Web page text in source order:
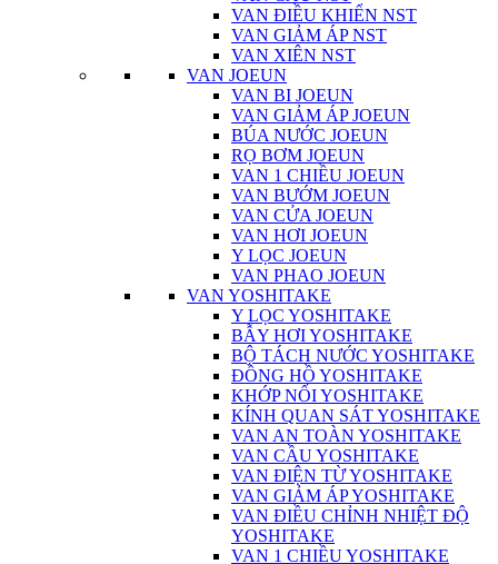
VAN ĐIỀU KHIỂN NST
VAN GIẢM ÁP NST
VAN XIÊN NST
VAN JOEUN
VAN BI JOEUN
VAN GIẢM ÁP JOEUN
BÚA NƯỚC JOEUN
RỌ BƠM JOEUN
VAN 1 CHIỀU JOEUN
VAN BƯỚM JOEUN
VAN CỬA JOEUN
VAN HƠI JOEUN
Y LỌC JOEUN
VAN PHAO JOEUN
VAN YOSHITAKE
Y LỌC YOSHITAKE
BẪY HƠI YOSHITAKE
BỘ TÁCH NƯỚC YOSHITAKE
ĐỒNG HỒ YOSHITAKE
KHỚP NỐI YOSHITAKE
KÍNH QUAN SÁT YOSHITAKE
VAN AN TOÀN YOSHITAKE
VAN CẦU YOSHITAKE
VAN ĐIỆN TỪ YOSHITAKE
VAN GIẢM ÁP YOSHITAKE
VAN ĐIỀU CHỈNH NHIỆT ĐỘ
YOSHITAKE
VAN 1 CHIỀU YOSHITAKE